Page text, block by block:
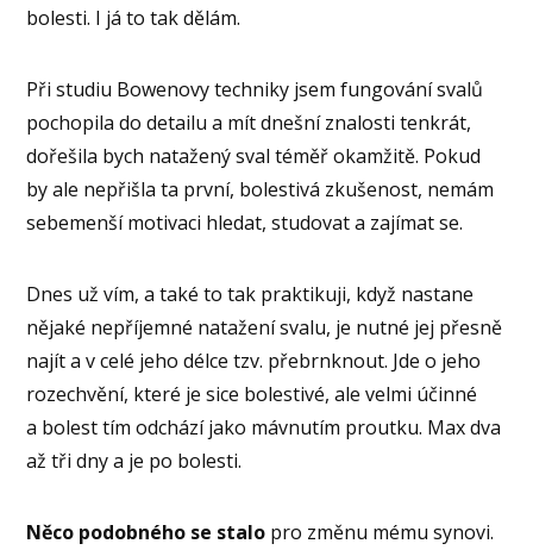
bolesti. I já to tak dělám.
Při studiu Bowenovy techniky jsem fungování svalů
pochopila do detailu a mít dnešní znalosti tenkrát,
dořešila bych natažený sval téměř okamžitě. Pokud
by ale nepřišla ta první, bolestivá zkušenost, nemám
sebemenší motivaci hledat, studovat a zajímat se.
Dnes už vím, a také to tak praktikuji, když nastane
nějaké nepříjemné natažení svalu, je nutné jej přesně
najít a v celé jeho délce tzv. přebrnknout. Jde o jeho
rozechvění, které je sice bolestivé, ale velmi účinné
a bolest tím odchází jako mávnutím proutku. Max dva
až tři dny a je po bolesti.
Něco podobného se stalo pro změnu mému synovi.